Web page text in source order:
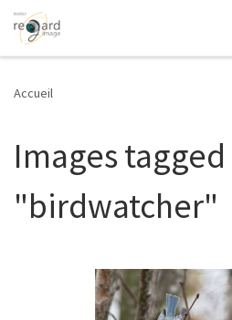
Passer au contenu
Accueil
Images tagged
"birdwatcher"